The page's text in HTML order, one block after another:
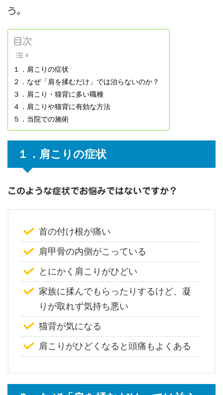
う。
目次
１．肩こりの症状
２．なぜ「肩を揉むだけ」では治らないのか？
３．肩こり・猫背に多い職種
４．肩こりや猫背に有効な方法
５．当院での施術
１．肩こりの症状
このような症状でお悩みではないですか？
首の付け根が痛い
肩甲骨の内側がこっている
とにかく肩こりがひどい
家族に揉んでもらったりするけど、凝
りが取れず気持ち悪い
猫背が気になる
肩こりがひどくなると頭痛もよくある